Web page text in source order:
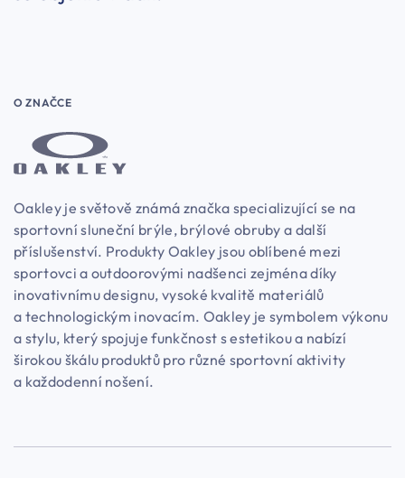
O ZNAČCE
Oakley je světově známá značka specializující se na
sportovní sluneční brýle, brýlové obruby a další
příslušenství. Produkty Oakley jsou oblíbené mezi
sportovci a outdoorovými nadšenci zejména díky
inovativnímu designu, vysoké kvalitě materiálů
a technologickým inovacím. Oakley je symbolem výkonu
a stylu, který spojuje funkčnost s estetikou a nabízí
širokou škálu produktů pro různé sportovní aktivity
a každodenní nošení.